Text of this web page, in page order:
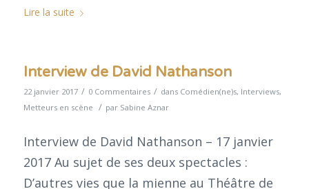
Lire la suite
Interview de David Nathanson
22 janvier 2017 / 0 Commentaires / dans Comédien(ne)s, Interviews,
Metteurs en scène / par Sabine Aznar
Interview de David Nathanson – 17 janvier
2017 Au sujet de ses deux spectacles :
D’autres vies que la mienne au Théâtre de